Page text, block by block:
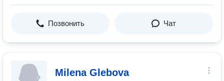
Позвонить Чат
Milena Glebova